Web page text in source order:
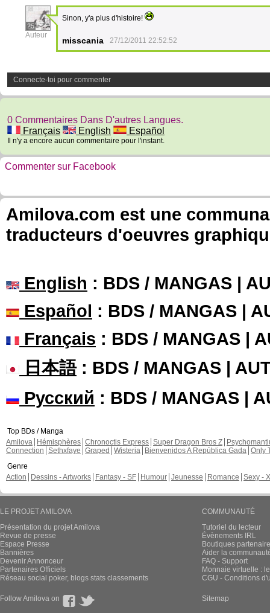
25
Auteur
Sinon, y'a plus d'histoire!
misscania 27/12/2011 22:52:52
Connecte-toi pour commenter
0 Commentaires Dans D'autres Langues.
Français
English Español
Il n'y a encore aucun commentaire pour l'instant.
Commenter sur Facebook
Amilova.com est une
traducteurs d'oeuvres
English : BDS / MANGAS |
Español : BDS / MANGAS |
Français : BDS / MANGAS |
日本語: BDS / MANGAS |
Русский : BDS / MANGAS |
Top BDs / Manga
Amilova
Hémisphères Chronoctis Express Super Dragon Bros Z
Connection Sethxfaye Graped Wisteria Bienvenidos A República Gada Only
Genre
Action
Dessins - Artworks Fantasy - SF Humour Jeunesse Romance Sexy -
LE PROJET AMILOVA
Présentation du projet Amilova
Revue de presse
Espace Presse
Bannières
Devenir Annonceur
Partenaires Officiels
Réseau social poker, blogs stats classements
COMMUNAUTÉ
Tutoriel du lecteur
Évènements IRL
Boutiques
Aider la
FAQ - Support
Monnaie virtuelle :
CGU - Conditions
Follow Amilova on Sitemap